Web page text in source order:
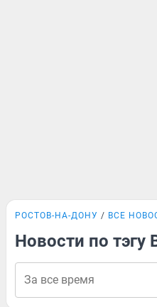
РОСТОВ-НА-ДОНУ ВСЕ
Новости по тэгу